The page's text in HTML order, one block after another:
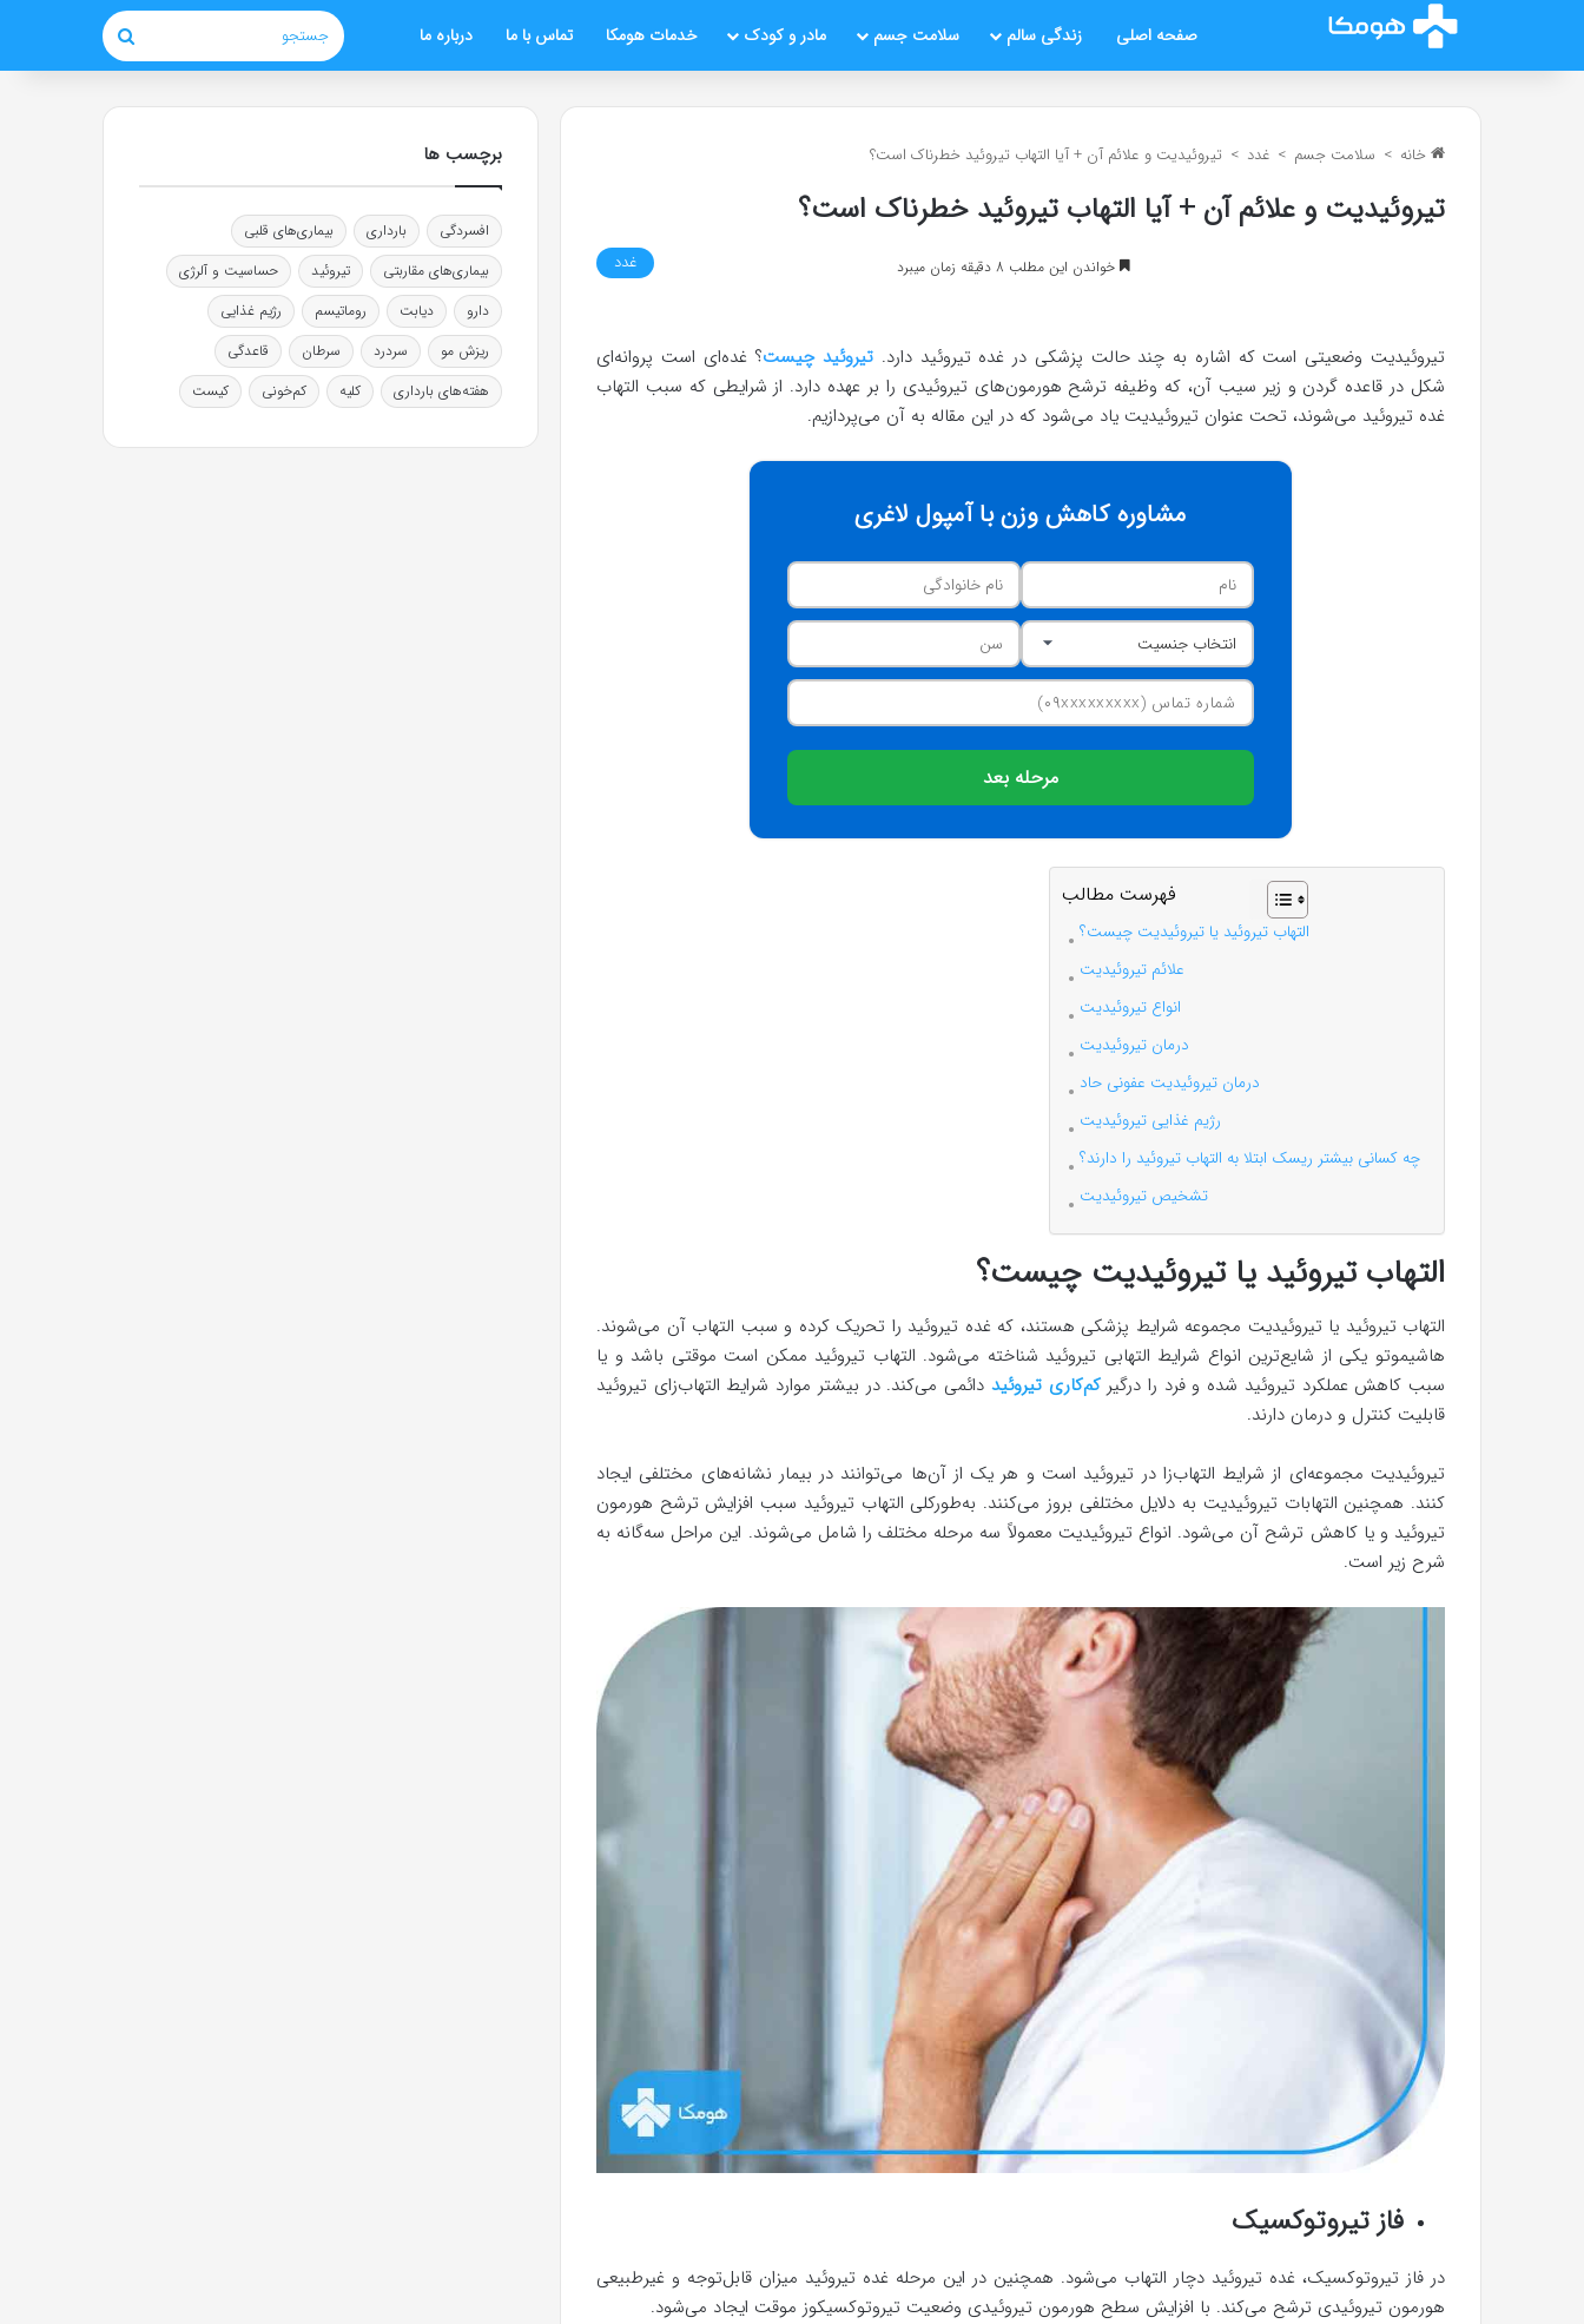
صفحه اصلی زندگی سالم سلامت جسم مادر و کودک خدمات هومکا تماس با ما درباره ما جستجو
خانه > سلامت جسم > غدد > تیروئیدیت و علائم آن + آیا التهاب تیروئید خطرناک است؟
تیروئیدیت و علائم آن + آیا التهاب تیروئید خطرناک است؟
خواندن این مطلب 8 دقیقه زمان میبرد غدد
تیروئیدیت وضعیتی است که اشاره به چند حالت پزشکی در غده تیروئید دارد. تیروئید چیست؟ غده‌ای است پروانه‌ای
شکل در قاعده گردن و زیر سیب آن، که وظیفه ترشح هورمون‌های تیروئیدی را بر عهده دارد. از شرایطی که سبب التهاب
غده تیروئید می‌شوند، تحت عنوان تیروئیدیت یاد می‌شود که در این مقاله به آن می‌پردازیم.
مشاوره کاهش وزن با آمپول لاغری
مرحله بعد
فهرست مطالب
التهاب تیروئید یا تیروئیدیت چیست؟
علائم تیروئیدیت
انواع تیروئیدیت
درمان تیروئیدیت
درمان تیروئیدیت عفونی حاد
رژیم غذایی تیروئیدیت
چه کسانی بیشتر ریسک ابتلا به التهاب تیروئید را دارند؟
تشخیص تیروئیدیت
التهاب تیروئید یا تیروئیدیت چیست؟
التهاب تیروئید یا تیروئیدیت مجموعه شرایط پزشکی هستند، که غده تیروئید را تحریک کرده و سبب التهاب آن می‌شوند.
هاشیموتو یکی از شایع‌ترین انواع شرایط التهابی تیروئید شناخته می‌شود. التهاب تیروئید ممکن است موقتی باشد و یا
سبب کاهش عملکرد تیروئید شده و فرد را درگیرکم‌کاری تیروئید دائمی می‌کند. در بیشتر موارد شرایط التهاب‌زای تیروئید
قابلیت کنترل و درمان دارند.
تیروئیدیت مجموعه‌ای از شرایط التهاب‌زا در تیروئید است و هر یک از آن‌ها می‌توانند در بیمار نشانه‌های مختلفی ایجاد
کنند. همچنین التهابات تیروئیدیت به دلایل مختلفی بروز می‌کنند. به‌طورکلی التهاب تیروئید سبب افزایش ترشح هورمون
تیروئید و یا کاهش ترشح آن می‌شود. انواع تیروئیدیت معمولاً سه مرحله مختلف را شامل می‌شوند. این مراحل سه‌گانه به
شرح زیر است.
فاز تیروتوکسیک
در فاز تیروتوکسیک، غده تیروئید دچار التهاب می‌شود. همچنین در این مرحله غده تیروئید میزان قابل‌توجه و غیرطبیعی
هورمون تیروئیدی ترشح می‌کند. با افزایش سطح هورمون تیروئیدی وضعیت تیروتوکسیکوز موقت ایجاد می‌شود.
برچسب ها
افسردگی بارداری
بیماری‌های قلبی
بیماری‌های مقاربتی
تیروئید
حساسیت و آلرژی
دارو
دیابت روماتیسم
رژیم غذایی
ریزش مو
سردرد سرطان
قاعدگی
هفته‌های بارداری
کلیه کم‌خونی کیست